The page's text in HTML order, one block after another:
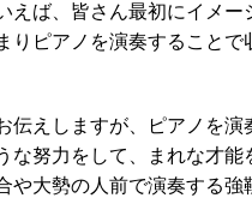
えば、皆さん最初にイメー
りピアノを演奏すること
伝えしますが、ピアノを
な努力をして、まれな才
や大勢の人前で演奏する